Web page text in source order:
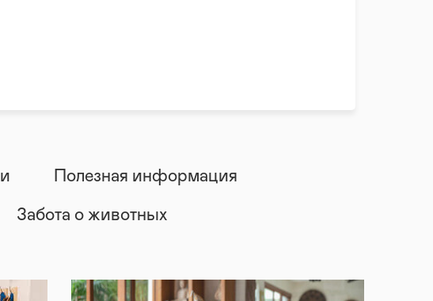
Полезная информация
Забота о животных